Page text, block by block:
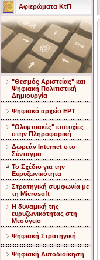
Αφιερώματα ΚτΠ
"Θεσμός Αριστείας" και
Ψηφιακή Πολιτιστική
Δημιουργία
Ψηφιακό αρχείο ΕΡΤ
"Ολυμπιακές" επιτυχίες
στην Πληροφορική
Δωρεάν Internet στο
Σύνταγμα
Το Σχέδιο για την
Ευρυζωνικότητα
Στρατηγική συμφωνία με
τη Microsoft
Η δυναμική της
ευρυζωνικότητας στη
Μεσόγειο
Ψηφιακή Στρατηγική
Ψηφιακή Αυτοδιοίκηση